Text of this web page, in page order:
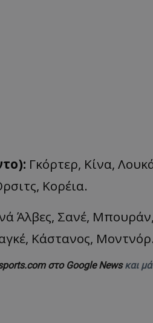
Γκόρτερ, Κίνα,
Κορέια.
Άλβες, Σανέ,
Κάστανος, Μοντνόρ.
στο Google Newsκαι